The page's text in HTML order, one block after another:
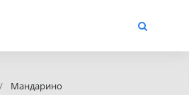
Мандарино